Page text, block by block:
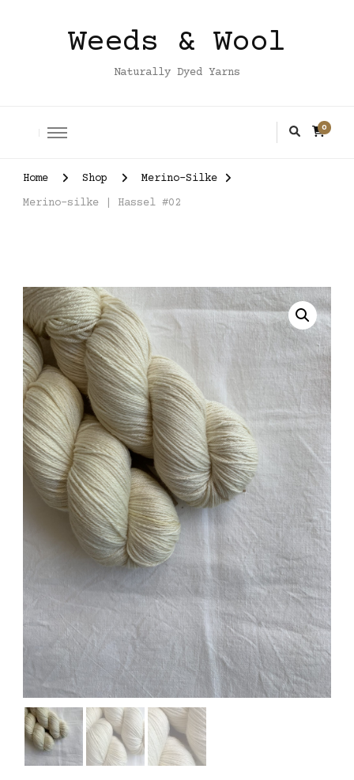
Weeds & Wool
Naturally Dyed Yarns
0
Home Shop
Merino-Silke
Merino-silke | Hassel #02